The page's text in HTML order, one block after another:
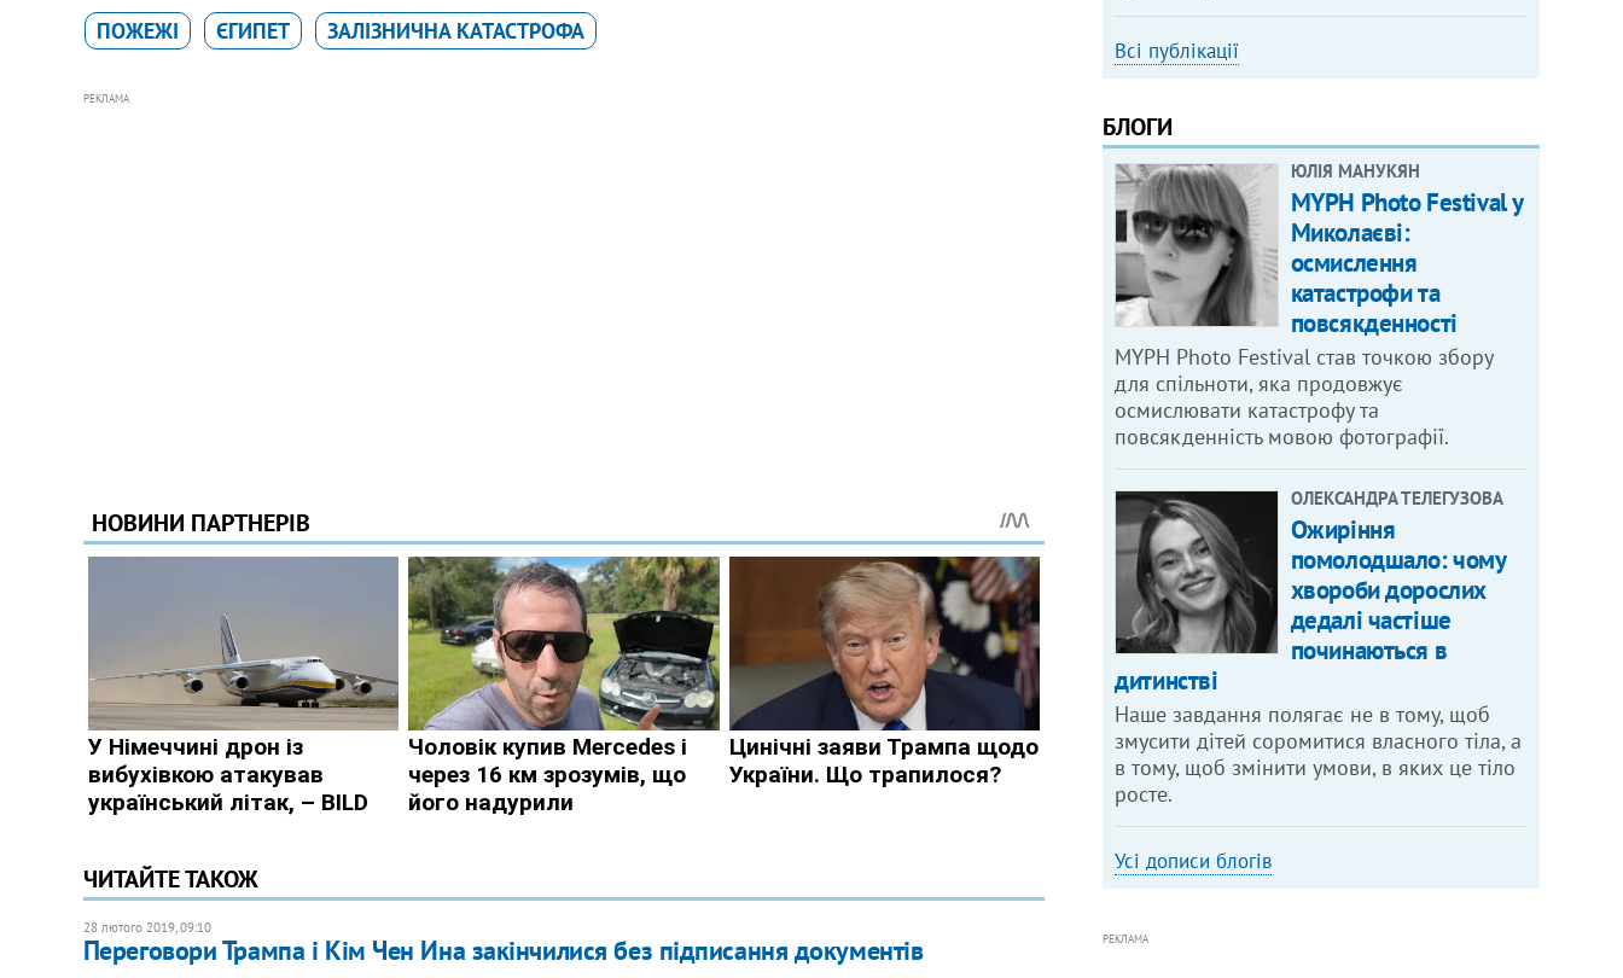
ПОЖЕЖІ ЄГИПЕТ ЗАЛІЗНИЧНА КАТАСТРОФА
РЕКЛАМА
ЧИТАЙТЕ ТАКОЖ
28 лютого 2019, 09:10
Переговори Трампа і Кім Чен Ина закінчилися без підписання документів
Всі публікації
БЛОГИ
ЮЛІЯ МАНУКЯН
MYPH Photo Festival у
Миколаєві:
осмислення
катастрофи та
повсякденності
MYPH Photo Festival став точкою збору
для спільноти, яка продовжує
осмислювати катастрофу та
повсякденність мовою фотографії.
ОЛЕКСАНДРА ТЕЛЕГУЗОВА
Ожиріння
помолодшало: чому
хвороби дорослих
дедалі частіше
починаються в
дитинстві
Наше завдання полягає не в тому, щоб
змусити дітей соромитися власного тіла, а
в тому, щоб змінити умови, в яких це тіло
росте.
Усі дописи блогів
РЕКЛАМА